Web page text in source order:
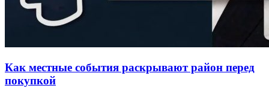
Как местные события раскрывают район перед
покупкой